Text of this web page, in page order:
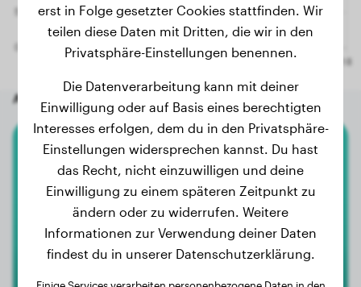
Andere zufällige Hunde
Rottweiler
Saar
erst in Folge gesetzter Cookies stattfinden. Wir
teilen diese Daten mit Dritten, die wir in den
Privatsphäre-Einstellungen benennen.
Die Datenverarbeitung kann mit deiner
Einwilligung oder auf Basis eines berechtigten
Interesses erfolgen, dem du in den Privatsphäre-
Einstellungen widersprechen kannst. Du hast
das Recht, nicht einzuwilligen und deine
Einwilligung zu einem späteren Zeitpunkt zu
ändern oder zu widerrufen. Weitere
Informationen zur Verwendung deiner Daten
findest du in unserer Datenschutzerklärung.